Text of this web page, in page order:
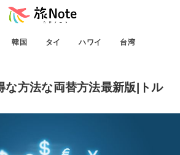
韓国 タイ ハワイ 台湾
な方法な両替方法最新版|トル